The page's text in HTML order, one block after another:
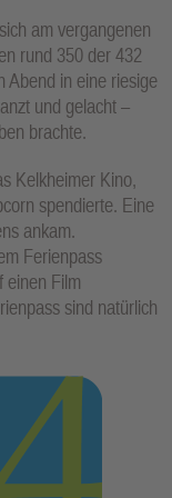
am vergangenen
rund 350 der 432
Abend in eine riesige
und gelacht –
brachte.
Kelkheimer Kino,
spendierte. Eine
ankam.
Ferienpass
einen Film
sind natürlich